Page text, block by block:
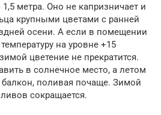
1,5 метра. Оно не капризничает и
крупными цветами с ранней
осени. А если в помещении
на уровне +15
цветение не прекратится.
в солнечное место, а летом
балкон, поливая почаще. Зимой
сокращается.